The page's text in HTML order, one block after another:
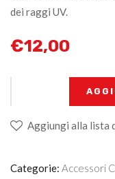
dei raggi UV.
€12,00
Aggiungi alla lista
Categorie: Accessori